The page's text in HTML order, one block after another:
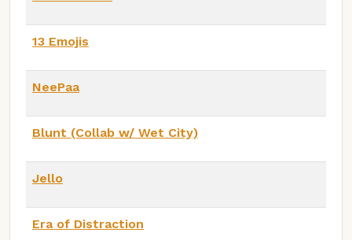
13 Emojis
NeePaa
Blunt (Collab w/ Wet City)
Jello
Era of Distraction